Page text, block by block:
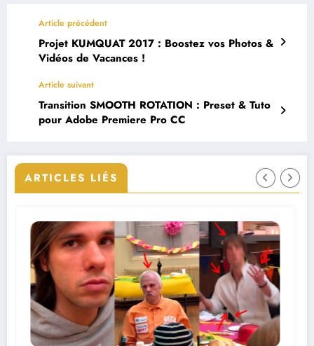
Article précédent
Projet KUMQUAT 2017 : Boostez vos Photos &
Vidéos de Vacances !
Article suivant
Transition SMOOTH ROTATION : Preset & Tuto
pour Adobe Premiere Pro CC
ARTICLES LIÉS